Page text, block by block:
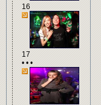
16
17
• • •